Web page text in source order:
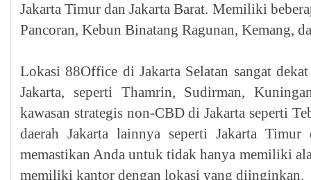
Jakarta Timur dan Jakarta Barat. Memiliki
Pancoran, Kebun Binatang Ragunan, Kemang,
Lokasi 88Office di Jakarta Selatan sangat
Jakarta, seperti Thamrin, Sudirman,
kawasan strategis non-CBD di Jakarta seperti
daerah Jakarta lainnya seperti Jakarta
memastikan Anda untuk tidak hanya memiliki
memiliki kantor dengan lokasi yang diinginkan.